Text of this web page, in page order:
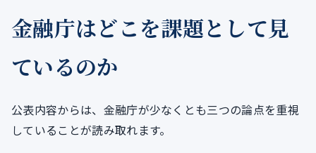
金融庁はどこを課題として見
ているのか
公表内容からは、金融庁が少なくとも三つの論点を重視
していることが読み取れます。